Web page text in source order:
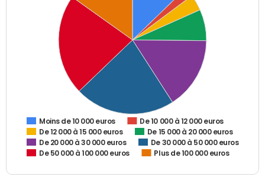
Moins de 10 000 euros
De 10 000 à 12 000 euros
De 12 000 à 15 000 euros
De 15 000 à 20 000 euros
De 20 000 à 30 000 euros
De 30 000 à 50 000 euros
De 50 000 à 100 000 euros
Plus de 100 000 euros